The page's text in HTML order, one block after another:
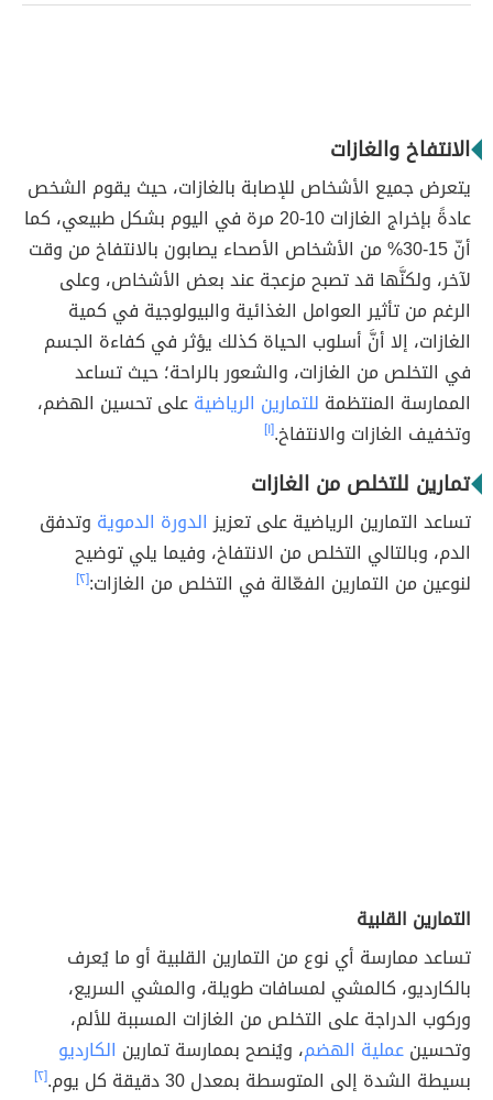
الانتفاخ والغازات
يتعرض جميع الأشخاص للإصابة بالغازات، حيث يقوم الشخص
عادةً بإخراج الغازات 10-20 مرة في اليوم بشكل طبيعي، كما
أنّ 15-30% من الأشخاص الأصحاء يصابون بالانتفاخ من وقت
لآخر، ولكنَّها قد تصبح مزعجة عند بعض الأشخاص، وعلى
الرغم من تأثير العوامل الغذائية والبيولوجية في كمية
الغازات، إلا أنَّ أسلوب الحياة كذلك يؤثر في كفاءة الجسم
في التخلص من الغازات، والشعور بالراحة؛ حيث تساعد
الممارسة المنتظمة للتمارين الرياضيةعلى تحسين الهضم،
وتخفيف الغازات والانتفاخ.[١]
تمارين للتخلص من الغازات
تساعد التمارين الرياضية على تعزيزالدورة الدموية وتدفق
الدم، وبالتالي التخلص من الانتفاخ، وفيما يلي توضيح
لنوعين من التمارين الفعّالة في التخلص من الغازات:[٢]
التمارين القلبية
تساعد ممارسة أي نوع من التمارين القلبية أو ما يُعرف
بالكارديو، كالمشي لمسافات طويلة، والمشي السريع،
وركوب الدراجة على التخلص من الغازات المسببة للألم،
وتحسينعملية الهضم، ويُنصح بممارسة تمارين الكارديو
بسيطة الشدة إلى المتوسطة بمعدل 30 دقيقة كل يوم.
[٢]